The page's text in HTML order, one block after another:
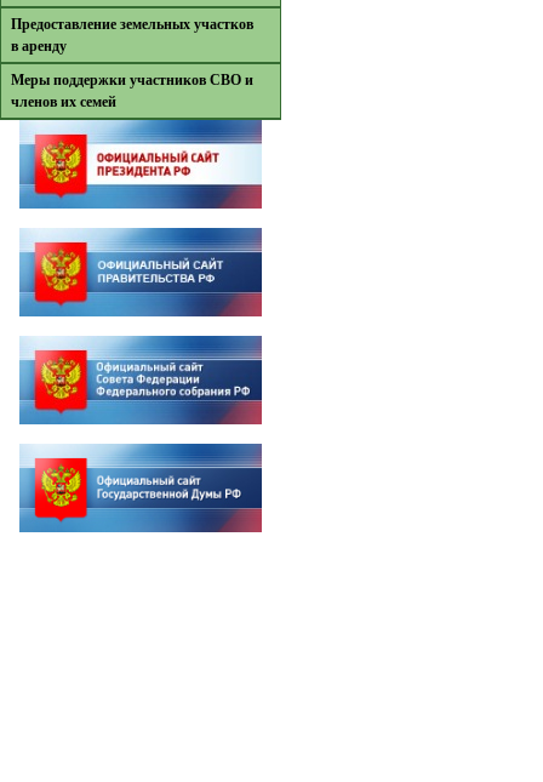
Предоставление земельных участков
в аренду
Меры поддержки участников СВО и
членов их семей